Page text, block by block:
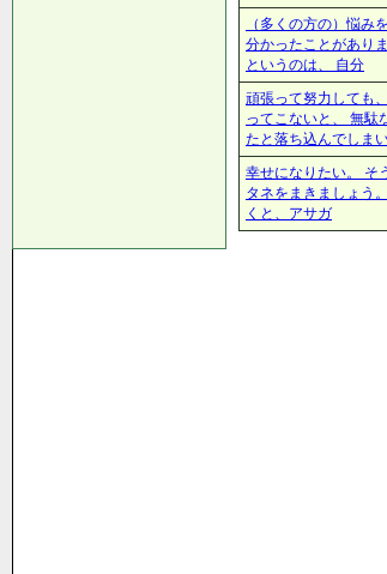
（多くの方の）悩み
分かったことがあり
というのは、 自分
頑張って努力しても
ってこないと、 無駄
たと落ち込んでしま
幸せになりたい。 そ
タネをまきましょう
くと、アサガ